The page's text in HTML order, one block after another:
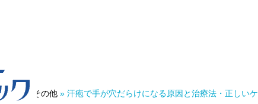
ラム » その他 » 汗疱で手が穴だらけになる原因と治療法・正しい